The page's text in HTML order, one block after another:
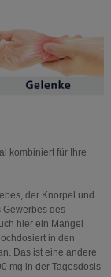
kombiniert für Ihre
der Knorpel und
Gewerbes des
hier ein Mangel
in den
Das ist eine andere
mg in der Tagesdosis